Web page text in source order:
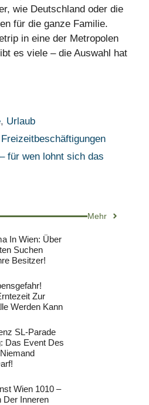
wie Deutschland oder die
für die ganze Familie.
in eine der Metropolen
es viele – die Auswahl hat
, Urlaub
für wen lohnt sich das
Mehr
In Wien: Über
Suchen
Besitzer!
Zur
Werden Kann
SL-Parade
Das Event Des
Wien 1010 –
Der Inneren